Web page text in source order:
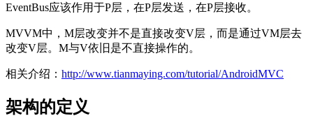
EventBus应该作用于P层，在P层发送，在P层接收。
MVVM中，M层改变并不是直接改变V层，而是通过VM层去
改变V层。M与V依旧是不直接操作的。
相关介绍： http://www.tianmaying.com/tutorial/AndroidMVC
架构的定义